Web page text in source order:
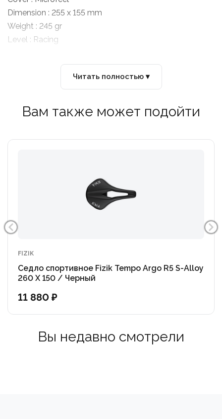
Dimension : 255 x 155 mm
Weight : 245 gr
Level : Racing
Читать полностью ▾
Вам также может подойти
FIZIK
Седло спортивное Fizik Tempo Argo R5 S-Alloy
260 X 150 / Черный
11 880 ₽
Вы недавно смотрели